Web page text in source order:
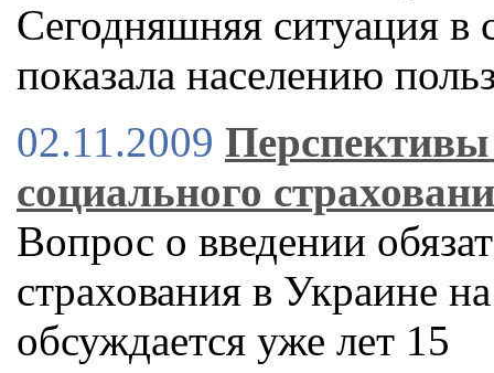
Сегодняшняя ситуация в
показала населению
02.11.2009
социального
Вопрос о введении
страхования в Украине
обсуждается уже лет 15